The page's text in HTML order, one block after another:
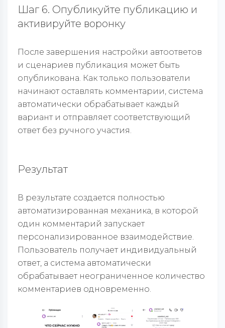
Шаг 6. Опубликуйте публикацию и
активируйте воронку
После завершения настройки автоответов
и сценариев публикация может быть
опубликована. Как только пользователи
начинают оставлять комментарии, система
автоматически обрабатывает каждый
вариант и отправляет соответствующий
ответ без ручного участия.
Результат
В результате создается полностью
автоматизированная механика, в которой
один комментарий запускает
персонализированное взаимодействие.
Пользователь получает индивидуальный
ответ, а система автоматически
обрабатывает неограниченное количество
комментариев одновременно.